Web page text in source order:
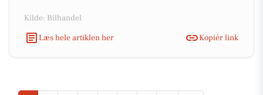
Kilde: Bilhandel
Læs hele artiklen her
Kopiér link